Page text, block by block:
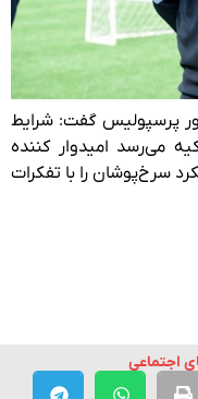
پرسپولیس گفت: شرایط
می‌رسد امیدوار کننده
سرخ‌پوشان را با تفکرات
اجتماعی